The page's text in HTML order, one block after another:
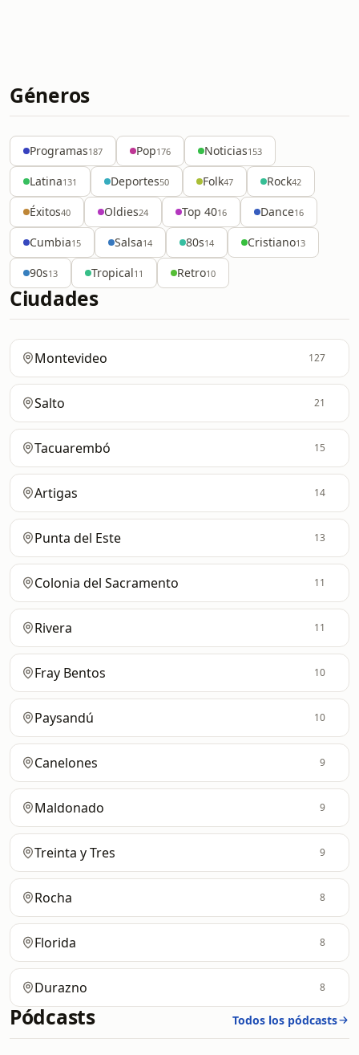
Géneros
Programas187 Pop176 Noticias153
Latina131 Deportes50 Folk47 Rock42
Éxitos40 Oldies24 Top 4016 Dance16
Cumbia15 Salsa14 80s14 Cristiano13
90s13 Tropical11 Retro10
Ciudades
Montevideo 127
Salto 21
Tacuarembó 15
Artigas 14
Punta del Este 13
Colonia del Sacramento 11
Rivera 11
Fray Bentos 10
Paysandú 10
Canelones 9
Maldonado 9
Treinta y Tres 9
Rocha 8
Florida 8
Durazno 8
Pódcasts Todos los pódcasts